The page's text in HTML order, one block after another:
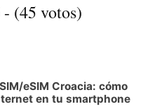
(45 votos)
eSIM Croacia: cómo
en tu smartphone